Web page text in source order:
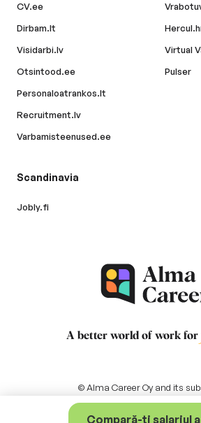
Compară-ți salariul
CV.ee
Dirbam.lt
Visidarbi.lv
Otsintood.ee
Personaloatrankos.lt
Recruitment.lv
Varbamisteenused.ee
Virtual
Pulser
Scandinavia
Jobly.fi
A better world of work for
© Alma Career Oy and its